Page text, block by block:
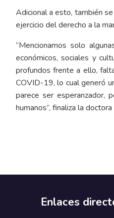
Adicional a esto, también
ejercicio del derecho a la
“Mencionamos solo
económicos, sociales y
profundos frente a ello,
COVID-19, lo cual generó
parece ser esperanzador,
humanos”, finaliza la
Enlaces